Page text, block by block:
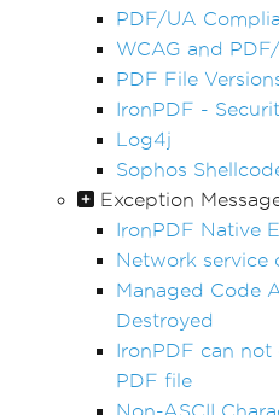
PDF/UA
WCAG and
PDF File
IronPDF -
Log4j
Sophos
Exception
IronPDF Native
Network service
Managed Code
Destroyed
IronPDF can
PDF file
Non-ASCII